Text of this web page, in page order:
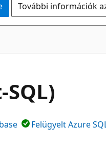
További információk
SQL)
Felügyelt Azure